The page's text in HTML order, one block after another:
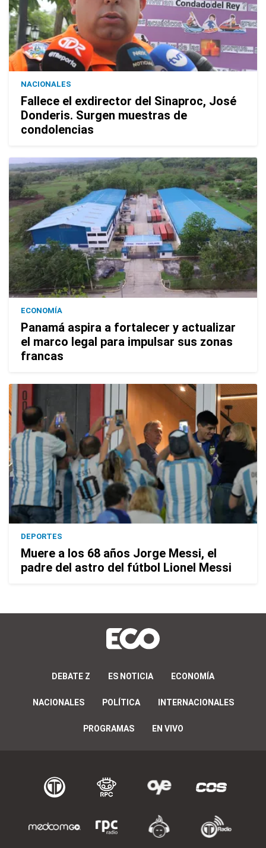
NACIONALES
Fallece el exdirector del Sinaproc, José
Donderis. Surgen muestras de
condolencias
ECONOMÍA
Panamá aspira a fortalecer y actualizar
el marco legal para impulsar sus zonas
francas
DEPORTES
Muere a los 68 años Jorge Messi, el
padre del astro del fútbol Lionel Messi
DEBATE Z ES NOTICIA ECONOMÍA
NACIONALES POLÍTICA INTERNACIONALES
PROGRAMAS EN VIVO